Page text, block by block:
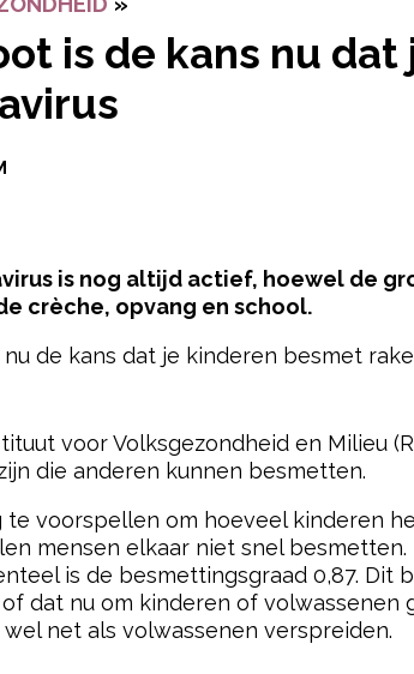
is de kans nu
is nog altijd actief, hoewel de
crèche, opvang en school.
nu de kans dat je kinderen besmet
voor Volksgezondheid en Milieu
die anderen kunnen besmetten.
te voorspellen om hoeveel kinderen
mensen elkaar niet snel
is de besmettingsgraad 0,87.
of dat nu om kinderen of
net als volwassenen verspreiden.